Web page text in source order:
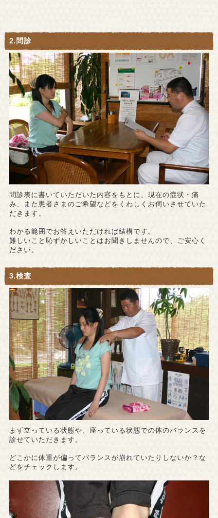
2.問診
問診表に書いていただいた内容をもとに、現在の症状・痛
み、また患者さまのご希望などをくわしくお伺いさせていた
だきます。
わかる範囲でお答えいただければ結構です。
難しいこと恥ずかしいことはお聞きしませんので、ご安心く
ださい。
3.検査
まず立っている状態や、座っている状態での体のバランスを
診せていただきます。
どこかに体重が偏ってバランスが崩れていたりしないか？な
どをチェックします。